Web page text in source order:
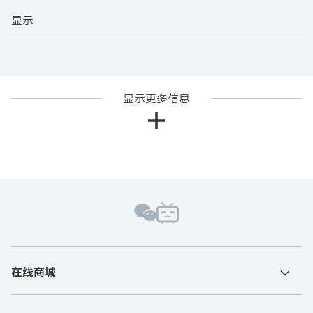
显示
显示更多信息
在线商城